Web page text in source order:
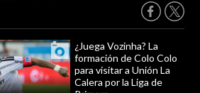
¿Juega Vozinha? La
formación de Colo Colo
para visitar a Unión La
Calera por la Liga de